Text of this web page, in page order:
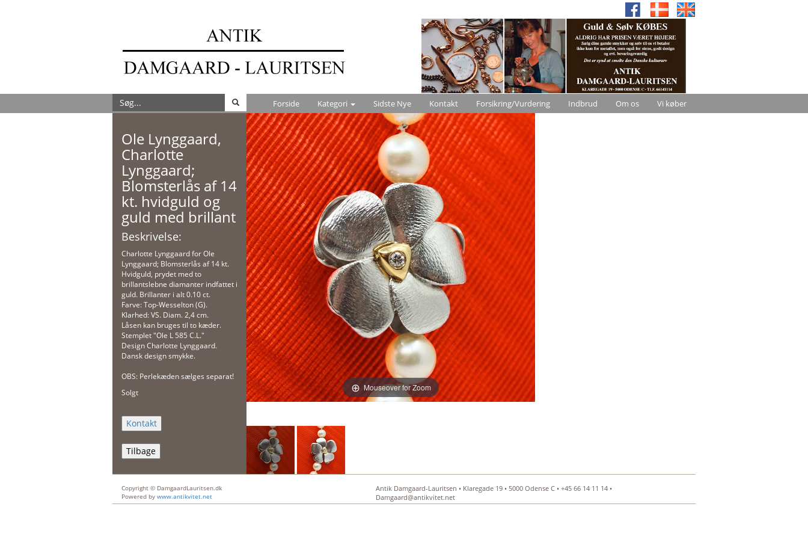
Forside Kategori Sidste Nye Kontakt Forsikring/Vurdering Indbrud Om os Vi køber
Ole Lynggaard,
Charlotte
Lynggaard;
Blomsterlås af 14
kt. hvidguld og
guld med brillant
Beskrivelse:
Charlotte Lynggaard for Ole
Lynggaard; Blomsterlås af 14 kt.
Hvidguld, prydet med to
brillantslebne diamanter indfattet i
guld. Brillanter i alt 0.10 ct.
Farve: Top-Wesselton (G).
Klarhed: VS. Diam. 2,4 cm.
Låsen kan bruges til to kæder.
Stemplet "Ole L 585 C.L."
Design Charlotte Lynggaard.
Dansk design smykke.
OBS: Perlekæden sælges separat!
Solgt
Tilbage
Mouseover for Zoom
Copyright © DamgaardLauritsen.dk
Powered by www.antikvitet.net
Antik Damgaard-Lauritsen • Klaregade 19 • 5000 Odense C • +45 66 14 11 14 •
Damgaard@antikvitet.net